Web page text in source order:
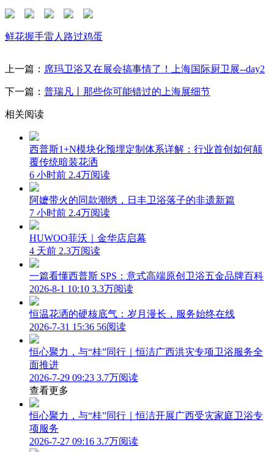
鲜花握手雷人 路过鸡蛋
上一篇： 席玛卫浴又在展会搞事情了！上海国际厨卫展--day2
下一篇： 普瑞凡丨那些你可能错过的上海展细节
相关阅读
西普斯1+N模块化预埋定制体系详解：行业首创如何颠
覆传统暗装花洒
6 小时前 2.4万阅读
阿嬷带火的同款潮绣，日丰卫浴落子的非遗新篇
7 小时前 2.4万阅读
HUWOO菲沃｜金华店启幕
4 天前 2.3万阅读
一篇看懂西普斯 SPS：意式高端原创卫浴五金品牌百科
2026-8-1 10:10 3.3万阅读
恒温花洒的硬核底气：岁月漫长，服务始终在线
2026-7-31 15:36 56阅读
恒心聚力，与“桂”同行｜恒洁广西洪灾专项卫浴服务全
面推进
2026-7-29 09:23 3.7万阅读
查看更多
恒心聚力，与“桂”同行｜恒洁开展广西受灾家庭卫浴专
项服务
2026-7-27 09:16 3.7万阅读